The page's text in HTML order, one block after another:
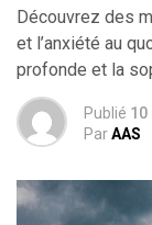
Découvrez des
et l’anxiété au
profonde et la
Publié 10
ParAAS